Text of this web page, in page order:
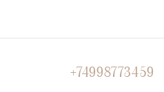
+74998773459